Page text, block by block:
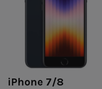
iPhone 7/8